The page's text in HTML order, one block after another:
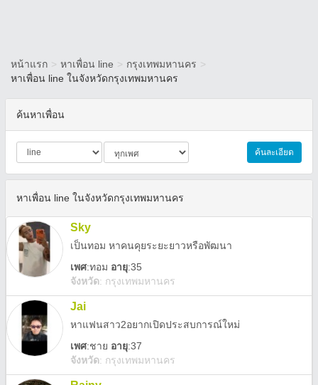
หน้าแรก > หาเพื่อน line > กรุงเทพมหานคร >
หาเพื่อน line ในจังหวัดกรุงเทพมหานคร
ค้นหาเพื่อน
ค้นละเอียด
หาเพื่อน line ในจังหวัดกรุงเทพมหานคร
Sky
เป็นทอม หาคนคุยระยะยาวหรือพัฒนา
เพศ:ทอม อายุ:35
จังหวัด: กรุงเทพมหานคร
Jai
หาแฟนสาว2อยากเปิดประสบการณ์ใหม่
เพศ:ชาย อายุ:37
จังหวัด: กรุงเทพมหานคร